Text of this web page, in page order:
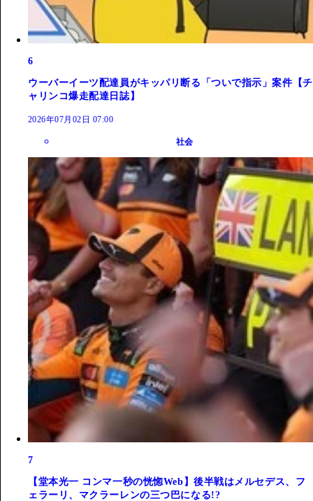
6
ウーバーイーツ配達員がキッパリ断る「ついで指示」案件【チ
ャリンコ爆走配達日誌】
2026年07月02日 07:00
社会
7
【堂本光一 コンマ一秒の恍惚Web】後半戦はメルセデス、フ
ェラーリ、マクラーレンの三つ巴になる!?